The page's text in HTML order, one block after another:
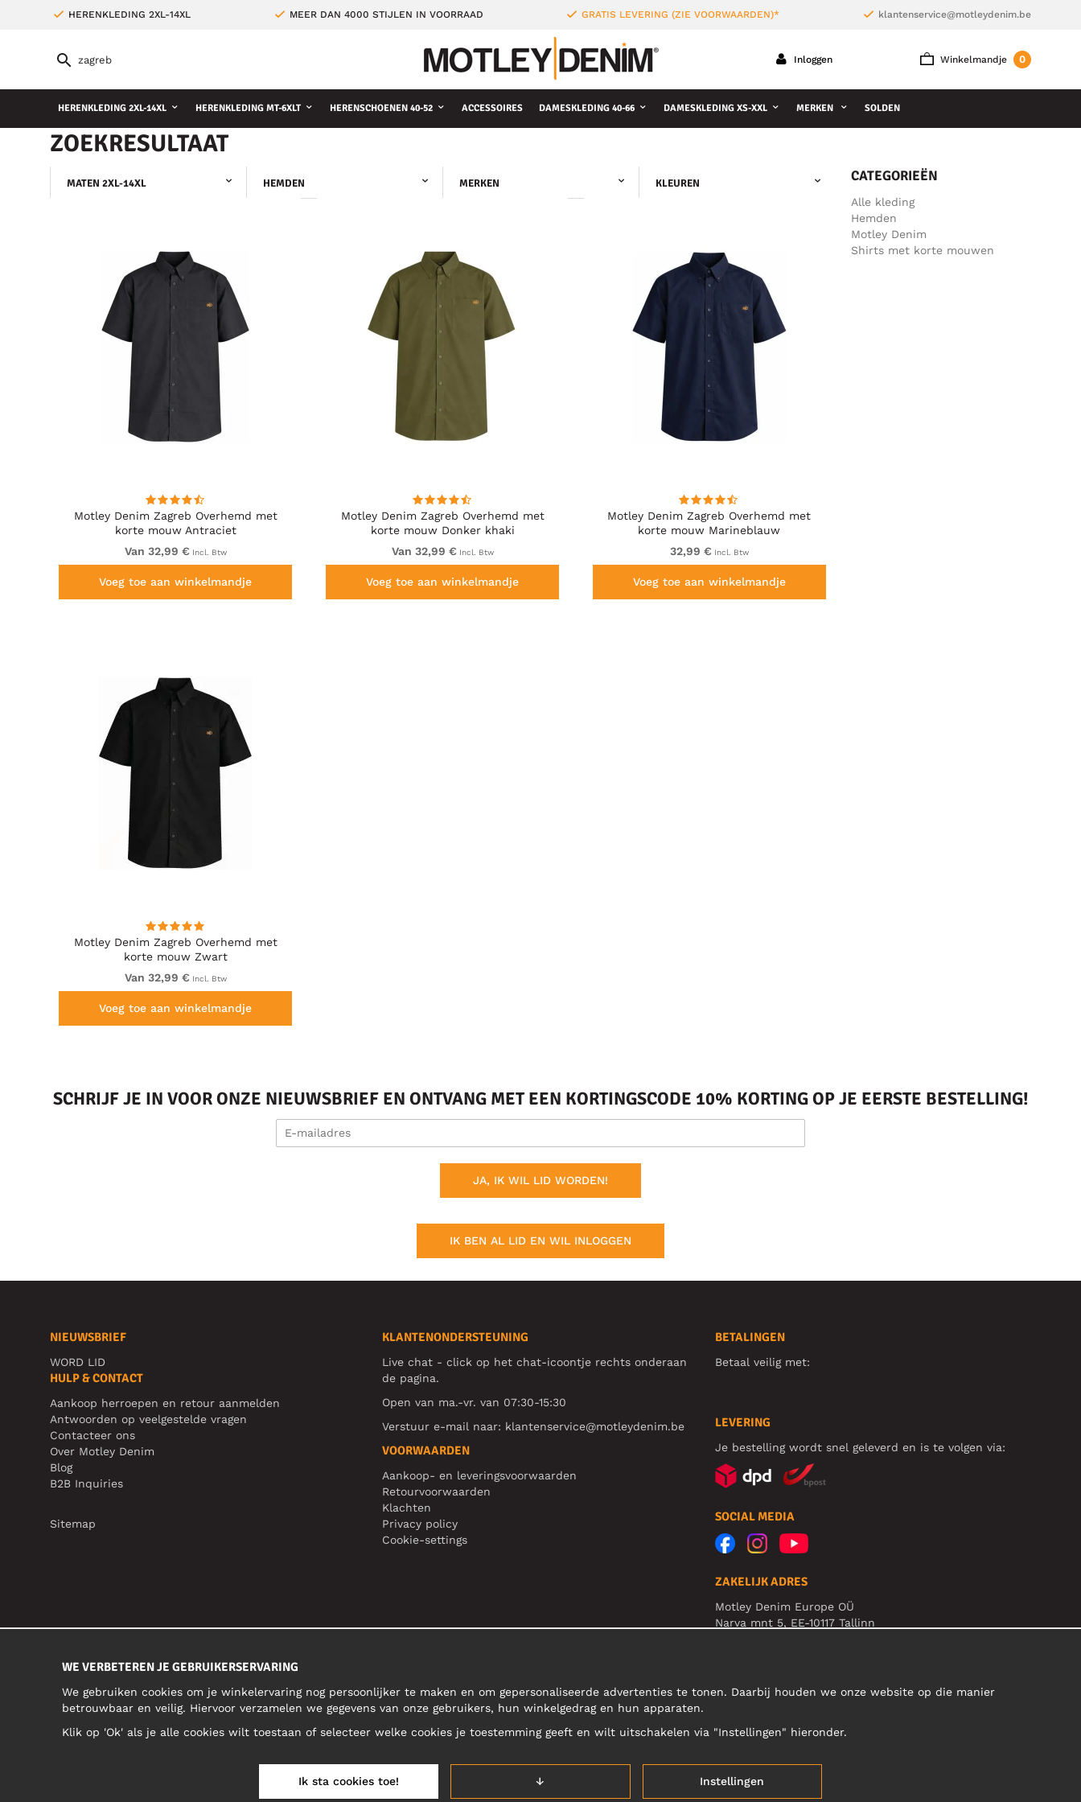
HERENKLEDING 2XL-14XL MEER DAN 4000 STIJLEN IN VOORRAAD GRATIS LEVERING (ZIE VOORWAARDEN)* klantenservice@motleydenim.be
Winkelmandje 0
Inloggen
HERENKLEDING 2XL-14XL HERENKLEDING MT-6XLT HERENSCHOENEN 40-52 ACCESSOIRES DAMESKLEDING 40-66 DAMESKLEDING XS-XXL MERKEN SOLDEN
ZOEKRESULTAAT
MATEN 2XL-14XL HEMDEN MERKEN KLEUREN
Motley Denim Zagreb Overhemd met
korte mouw Antraciet
Van 32,99 € Incl. Btw
Voeg toe aan winkelmandje
Motley Denim Zagreb Overhemd met
korte mouw Donker khaki
Van 32,99 € Incl. Btw
Voeg toe aan winkelmandje
Motley Denim Zagreb Overhemd met
korte mouw Marineblauw
32,99 € Incl. Btw
Voeg toe aan winkelmandje
Motley Denim Zagreb Overhemd met
korte mouw Zwart
Van 32,99 € Incl. Btw
Voeg toe aan winkelmandje
CATEGORIEËN
Alle kleding
Hemden
Motley Denim
Shirts met korte mouwen
SCHRIJF JE IN VOOR ONZE NIEUWSBRIEF EN ONTVANG MET EEN KORTINGSCODE 10% KORTING OP JE EERSTE BESTELLING!
JA, IK WIL LID WORDEN!
IK BEN AL LID EN WIL INLOGGEN
NIEUWSBRIEF
WORD LID
HULP & CONTACT
Aankoop herroepen en retour aanmelden
Antwoorden op veelgestelde vragen
Contacteer ons
Over Motley Denim
Blog
B2B Inquiries
Sitemap
KLANTENONDERSTEUNING
Live chat - click op het chat-icoontje rechts onderaan
de pagina.
Open van ma.-vr. van 07:30-15:30
Verstuur e-mail naar: klantenservice@motleydenim.be
VOORWAARDEN
Aankoop- en leveringsvoorwaarden
Retourvoorwaarden
Klachten
Privacy policy
Cookie-settings
BETALINGEN
Betaal veilig met:
LEVERING
Je bestelling wordt snel geleverd en is te volgen via:
SOCIAL MEDIA
ZAKELIJK ADRES
Motley Denim Europe OÜ
Narva mnt 5, EE-10117 Tallinn
WE VERBETEREN JE GEBRUIKERSERVARING
We gebruiken cookies om je winkelervaring nog persoonlijker te maken en om gepersonaliseerde advertenties te tonen. Daarbij houden we onze website op die manier
betrouwbaar en veilig. Hiervoor verzamelen we gegevens van onze gebruikers, hun winkelgedrag en hun apparaten.
Klik op 'Ok' als je alle cookies wilt toestaan of selecteer welke cookies je toestemming geeft en wilt uitschakelen via "Instellingen" hieronder.
Instellingen
↓
Ik sta cookies toe!